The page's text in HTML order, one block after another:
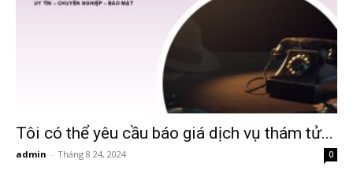
phòng,
Tôi có thể yêu cầu báo giá dịch vụ thám tử...
admin - Tháng 8 24, 2024 0